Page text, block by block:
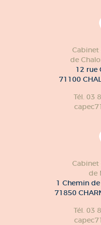
de
12 rue
71100
Tél. 03
de
1 Chemin
71850
Tél. 03